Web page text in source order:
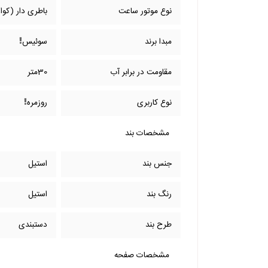
نوع موتور ساعت باطری دار
مبدا برند سوئیس
مقاومت در برابر آب 30متر
نوع کاربری روزمره
مشخصات بند
جنس بند استیل
رنگ بند استیل
طرح بند دستبندی
مشخصات صفحه